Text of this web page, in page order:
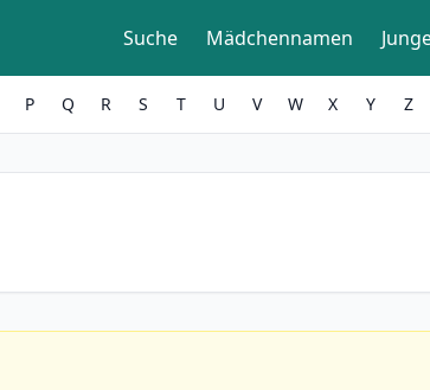
Suche Mädchennamen
P Q R S T U V W X Y Z